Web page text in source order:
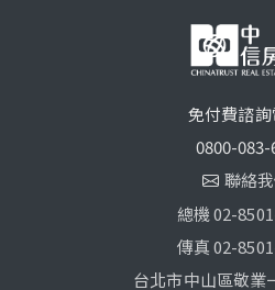
免付費諮
0800-083-
聯絡
總機 02-
傳真 02-
台北市中山區敬業